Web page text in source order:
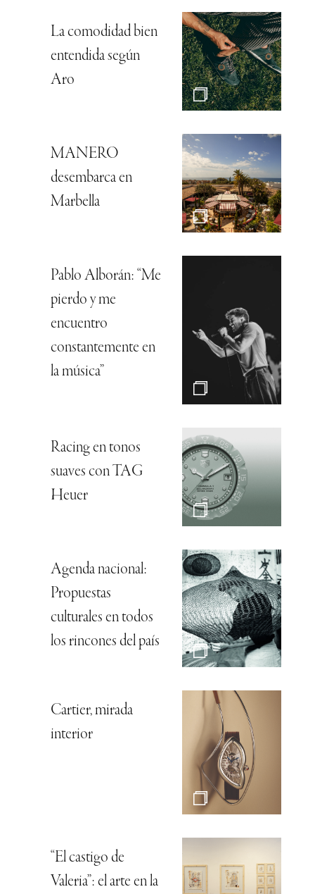
La comodidad bien
entendida según
Aro
MANERO
desembarca en
Marbella
Pablo Alborán: “Me
pierdo y me
encuentro
constantemente en
la música”
Racing en tonos
suaves con TAG
Heuer
Agenda nacional:
Propuestas
culturales en todos
los rincones del país
Cartier, mirada
interior
“El castigo de
Valeria”: el arte en la